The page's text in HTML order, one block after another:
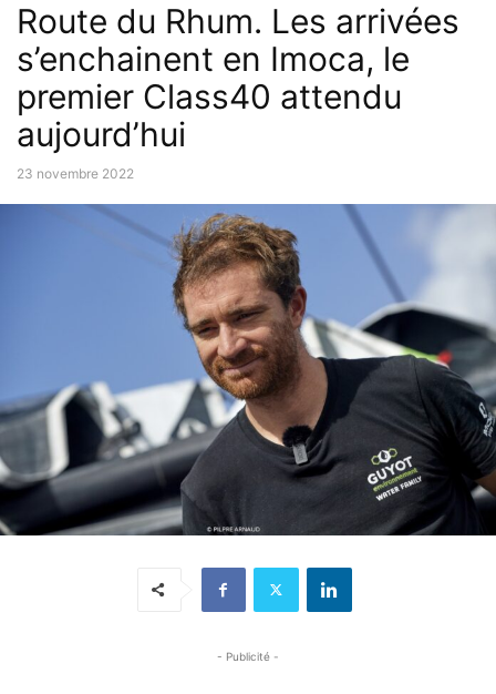
Route du Rhum. Les arrivées
s’enchainent en Imoca, le
premier Class40 attendu
aujourd’hui
23 novembre 2022
- Publicité -